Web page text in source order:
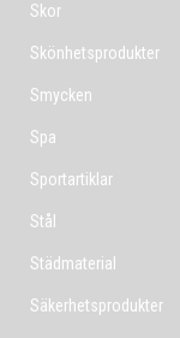
Skor
Skönhetsprodukter
Smycken
Spa
Sportartiklar
Stål
Städmaterial
Säkerhetsprodukter